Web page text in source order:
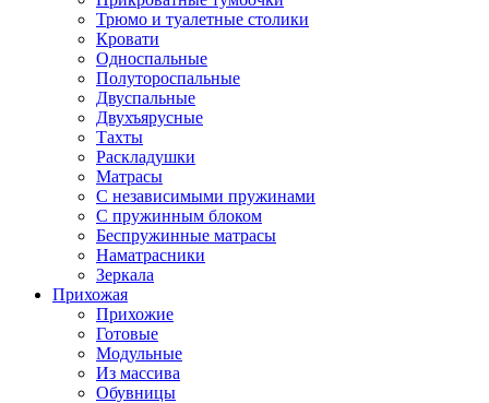
Трюмо и туалетные столики
Кровати
Односпальные
Полутороспальные
Двуспальные
Двухъярусные
Тахты
Раскладушки
Матрасы
С независимыми пружинами
С пружинным блоком
Беспружинные матрасы
Наматрасники
Зеркала
Прихожая
Прихожие
Готовые
Модульные
Из массива
Обувницы